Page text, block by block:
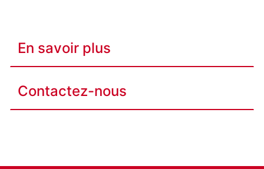
En savoir plus
Contactez-nous